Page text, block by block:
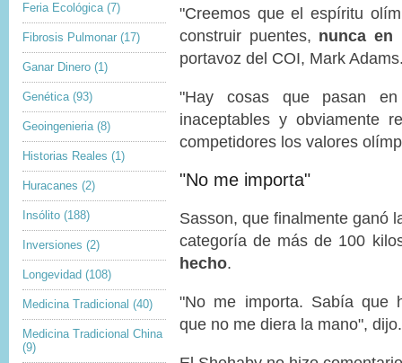
Feria Ecológica (7)
Fibrosis Pulmonar (17)
Ganar Dinero (1)
Genética (93)
Geoingenieria (8)
Historias Reales (1)
Huracanes (2)
Insólito (188)
Inversiones (2)
Longevidad (108)
Medicina Tradicional (40)
Medicina Tradicional China
(9)
"Creemos que el espíritu
construir puentes, nunca en
portavoz del COI, Mark
"Hay cosas que pasan
inaceptables y obviamente
competidores los valores
"No me importa"
Sasson, que finalmente ganó
categoría de más de 100
hecho.
"No me importa. Sabía que
que no me diera la mano", dijo.